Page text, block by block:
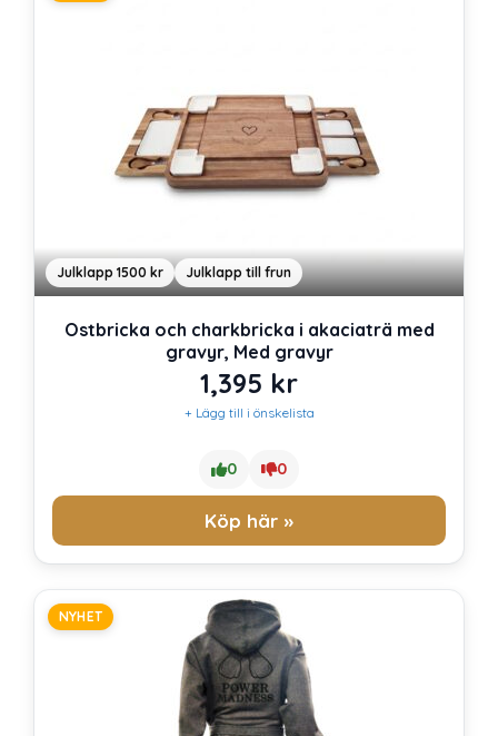
Julklapp 1500 kr Julklapp till frun
Ostbricka och charkbricka i akaciaträ med
gravyr, Med gravyr
1,395 kr
+ Lägg till i önskelista
0 0
Köp här »
NYHET